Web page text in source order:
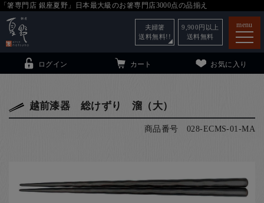
「箸専門店 銀座夏野」日本最大級のお箸専門店3000点の品揃え
menu
銀座夏野・箸長について
ログイン カート お気に入り
夫婦箸
送料無料!!
9,900 円以上
送料無料
越前漆器 総けずり 溜（大）
商品番号 028-ECMS-01-MA